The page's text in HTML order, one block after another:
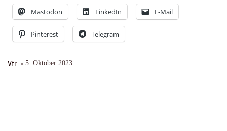
Mastodon LinkedIn E-Mail
Pinterest Telegram
Vfr 5. Oktober 2023